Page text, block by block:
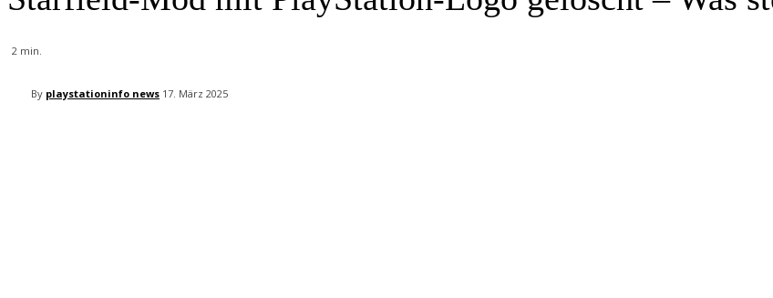
2 min.
By playstationinfo news 17. März 2025